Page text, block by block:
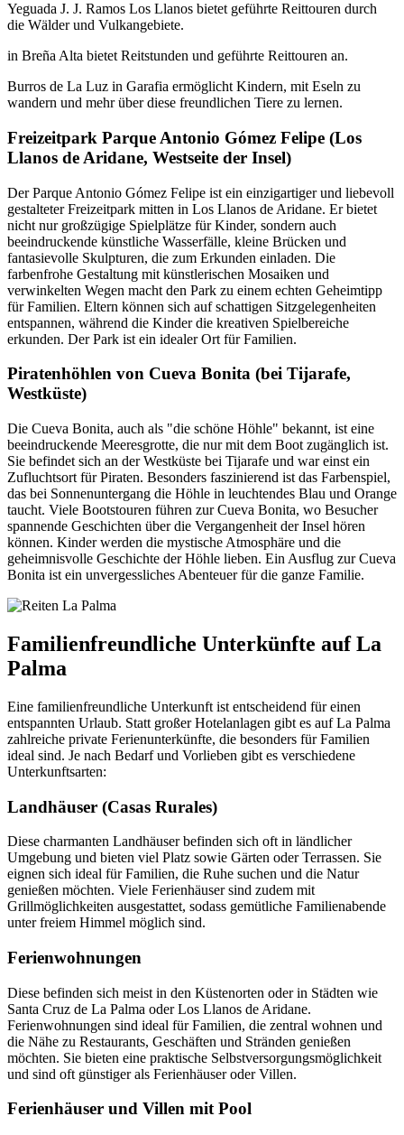
Yeguada J. J. Ramos Los Llanos bietet geführte Reittouren durch
die Wälder und Vulkangebiete.
in Breña Alta bietet Reitstunden und geführte Reittouren an.
Burros de La Luz in Garafia ermöglicht Kindern, mit Eseln zu
wandern und mehr über diese freundlichen Tiere zu lernen.
Freizeitpark Parque Antonio Gómez Felipe (Los
Llanos de Aridane, Westseite der Insel)
Der Parque Antonio Gómez Felipe ist ein einzigartiger und liebevoll
gestalteter Freizeitpark mitten in Los Llanos de Aridane. Er bietet
nicht nur großzügige Spielplätze für Kinder, sondern auch
beeindruckende künstliche Wasserfälle, kleine Brücken und
fantasievolle Skulpturen, die zum Erkunden einladen. Die
farbenfrohe Gestaltung mit künstlerischen Mosaiken und
verwinkelten Wegen macht den Park zu einem echten Geheimtipp
für Familien. Eltern können sich auf schattigen Sitzgelegenheiten
entspannen, während die Kinder die kreativen Spielbereiche
erkunden. Der Park ist ein idealer Ort für Familien.
Piratenhöhlen von Cueva Bonita (bei Tijarafe,
Westküste)
Die Cueva Bonita, auch als "die schöne Höhle" bekannt, ist eine
beeindruckende Meeresgrotte, die nur mit dem Boot zugänglich ist.
Sie befindet sich an der Westküste bei Tijarafe und war einst ein
Zufluchtsort für Piraten. Besonders faszinierend ist das Farbenspiel,
das bei Sonnenuntergang die Höhle in leuchtendes Blau und Orange
taucht. Viele Bootstouren führen zur Cueva Bonita, wo Besucher
spannende Geschichten über die Vergangenheit der Insel hören
können. Kinder werden die mystische Atmosphäre und die
geheimnisvolle Geschichte der Höhle lieben. Ein Ausflug zur Cueva
Bonita ist ein unvergessliches Abenteuer für die ganze Familie.
Familienfreundliche Unterkünfte auf La
Palma
Eine familienfreundliche Unterkunft ist entscheidend für einen
entspannten Urlaub. Statt großer Hotelanlagen gibt es auf La Palma
zahlreiche private Ferienunterkünfte, die besonders für Familien
ideal sind. Je nach Bedarf und Vorlieben gibt es verschiedene
Unterkunftsarten:
Landhäuser (Casas Rurales)
Diese charmanten Landhäuser befinden sich oft in ländlicher
Umgebung und bieten viel Platz sowie Gärten oder Terrassen. Sie
eignen sich ideal für Familien, die Ruhe suchen und die Natur
genießen möchten. Viele Ferienhäuser sind zudem mit
Grillmöglichkeiten ausgestattet, sodass gemütliche Familienabende
unter freiem Himmel möglich sind.
Ferienwohnungen
Diese befinden sich meist in den Küstenorten oder in Städten wie
Santa Cruz de La Palma oder Los Llanos de Aridane.
Ferienwohnungen sind ideal für Familien, die zentral wohnen und
die Nähe zu Restaurants, Geschäften und Stränden genießen
möchten. Sie bieten eine praktische Selbstversorgungsmöglichkeit
und sind oft günstiger als Ferienhäuser oder Villen.
Ferienhäuser und Villen mit Pool